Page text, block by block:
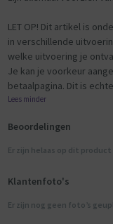
LET OP! Dit artikel is
in verschillende
welke uitvoering je
Je kan je voorkeur
betaalpagina. Dit is
Lees minder
Beoordelingen
Er zijn helaas op dit
Klantenfoto's
Er zijn nog geen foto’s